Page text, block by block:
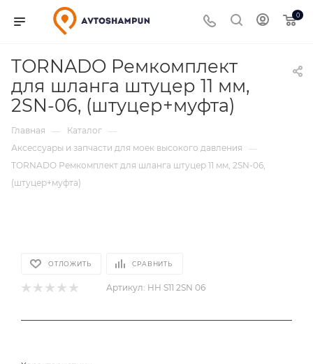
0
TORNADO Ремкомплект
для шланга штуцер 11 мм,
2SN-06, (штуцер+муфта)
Главная — Каталог —
Аксессуары и запчасти для моек высокого давления
—
TORNADO Ремкомплект для шланга штуцер 11 мм, 2SN-06,
(штуцер+муфта)
ОТЛОЖИТЬ СРАВНИТЬ
Артикул: HH S11 2SN 06